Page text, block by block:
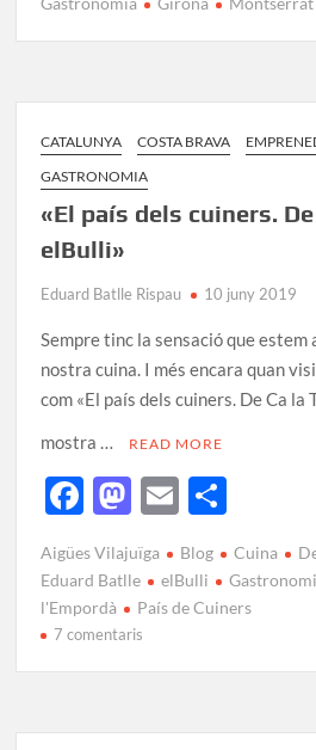
b
o
k
d
n
p
te
ix
CATALUNYA COSTA BRAVA
GASTRONOMIA
«El país dels cuiners.
elBulli»
Eduard Batlle Rispau 10 juny 2019
Sempre tinc la sensació que estem
nostra cuina. I més encara quan
com «El país dels cuiners. De Ca la
mostra …
READ MORE
F
e
b
o
o
k
M
to
d
o
n
E
ail m
p
te
ix
Aigües Vilajuïga Blog Cuina
Eduard Batlle
elBulli
l'Empordà
País de Cuiners
7 comentaris